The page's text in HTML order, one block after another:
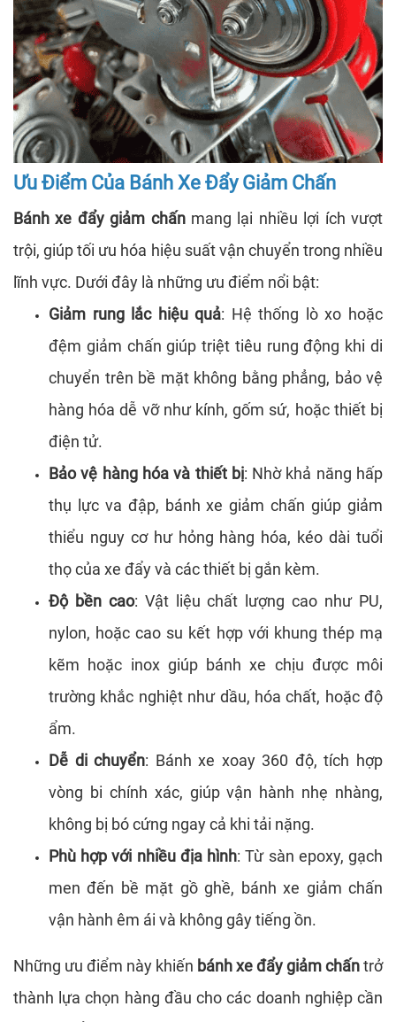
Ưu Điểm Của Bánh Xe Đẩy Giảm Chấn
Bánh xe đẩy giảm chấnmang lại nhiều lợi ích vượt
trội, giúp tối ưu hóa hiệu suất vận chuyển trong nhiều
lĩnh vực. Dưới đây là những ưu điểm nổi bật:
Giảm rung lắc hiệu quả: Hệ thống lò xo hoặc
đệm giảm chấn giúp triệt tiêu rung động khi di
chuyển trên bề mặt không bằng phẳng, bảo vệ
hàng hóa dễ vỡ như kính, gốm sứ, hoặc thiết bị
điện tử.
Bảo vệ hàng hóa và thiết bị: Nhờ khả năng hấp
thụ lực va đập, bánh xe giảm chấn giúp giảm
thiểu nguy cơ hư hỏng hàng hóa, kéo dài tuổi
thọ của xe đẩy và các thiết bị gắn kèm.
Độ bền cao: Vật liệu chất lượng cao như PU,
nylon, hoặc cao su kết hợp với khung thép mạ
kẽm hoặc inox giúp bánh xe chịu được môi
trường khắc nghiệt như dầu, hóa chất, hoặc độ
ẩm.
Dễ di chuyển: Bánh xe xoay 360 độ, tích hợp
vòng bi chính xác, giúp vận hành nhẹ nhàng,
không bị bó cứng ngay cả khi tải nặng.
Phù hợp với nhiều địa hình: Từ sàn epoxy, gạch
men đến bề mặt gồ ghề, bánh xe giảm chấn
vận hành êm ái và không gây tiếng ồn.
Những ưu điểm này khiến bánh xe đẩy giảm chấntrở
thành lựa chọn hàng đầu cho các doanh nghiệp cần